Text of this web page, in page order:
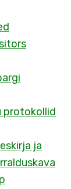
protokollid
ja